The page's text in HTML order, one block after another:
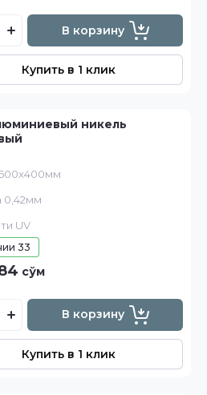
В корзину
Купить в 1 клик
никель
0,42мм
UV
33
сўм
В корзину
Купить в 1 клик